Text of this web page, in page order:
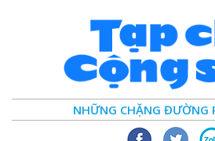
NHỮNG CHẶNG ĐƯỜNG